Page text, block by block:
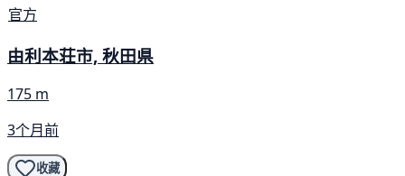
官方
由利本荘市, 秋田県
175 m
3个月前
收藏